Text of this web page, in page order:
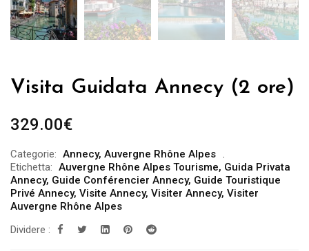
Visita Guidata Annecy (2 ore)
329.00€
Categorie: Annecy, Auvergne Rhône Alpes
Etichetta: Auvergne Rhône Alpes Tourisme, Guida Privata
Annecy, Guide Conférencier Annecy, Guide Touristique
Privé Annecy, Visite Annecy, Visiter Annecy, Visiter
Auvergne Rhône Alpes
Dividere :